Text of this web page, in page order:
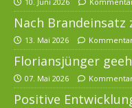
Nach Brandeinsatz
13. Mai 2026
Floriansjünger
07. Mai 2026
Positive